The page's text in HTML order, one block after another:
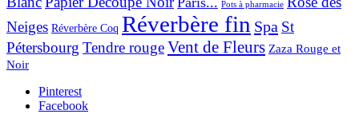
Pots à pharmacie
Neiges Réverbère Coq Réverbère fin Spa St
Pétersbourg Tendre rougeVent de Fleurs Zaza Rouge et
Noir
Pinterest
Facebook